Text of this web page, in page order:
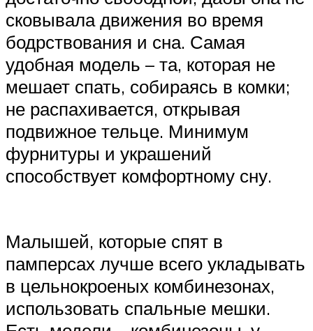
сковывала движения во время
бодрствования и сна. Самая
удобная модель – та, которая не
мешает спать, собираясь в комки;
не распахивается, открывая
подвижное тельце. Минимум
фурнитуры и украшений
способствует комфортному сну.
Малышей, которые спят в
памперсах лучше всего укладывать
в цельнокроеных комбинезонах,
использовать спальные мешки.